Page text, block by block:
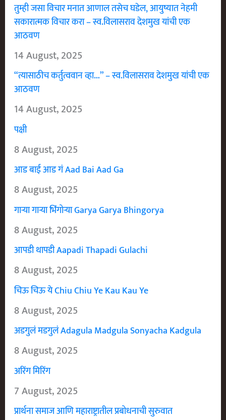
तुम्ही जसा विचार मनात आणाल तसेच घडेल, आयुष्यात नेहमी
सकारात्मक विचार करा – स्व.विलासराव देशमुख यांची एक
आठवण
14 August, 2025
“त्यासाठीच कर्तुत्ववान व्हा…” – स्व.विलासराव देशमुख यांची एक
आठवण
14 August, 2025
पक्षी
8 August, 2025
आड बाई आड गं Aad Bai Aad Ga
8 August, 2025
गाऱ्या गाऱ्या भिंगोऱ्या Garya Garya Bhingorya
8 August, 2025
आपडी थापडी Aapadi Thapadi Gulachi
8 August, 2025
चिऊ चिऊ ये Chiu Chiu Ye Kau Kau Ye
8 August, 2025
अडगुलं मडगुलं Adagula Madgula Sonyacha Kadgula
8 August, 2025
अरिंग मिरिंग
7 August, 2025
प्रार्थना समाज आणि महाराष्ट्रातील प्रबोधनाची सुरुवात